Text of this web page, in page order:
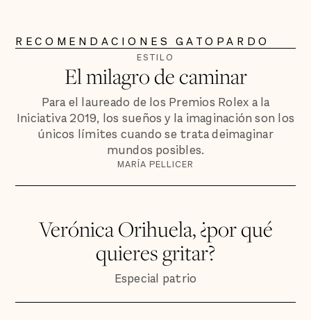
RECOMENDACIONES GATOPARDO
ESTILO
El milagro de caminar
Para el laureado de los Premios Rolex a la
Iniciativa 2019, los sueños y la imaginación son los
únicos límites cuando se trata deimaginar
mundos posibles.
MARÍA PELLICER
Verónica Orihuela, ¿por qué
quieres gritar?
Especial patrio